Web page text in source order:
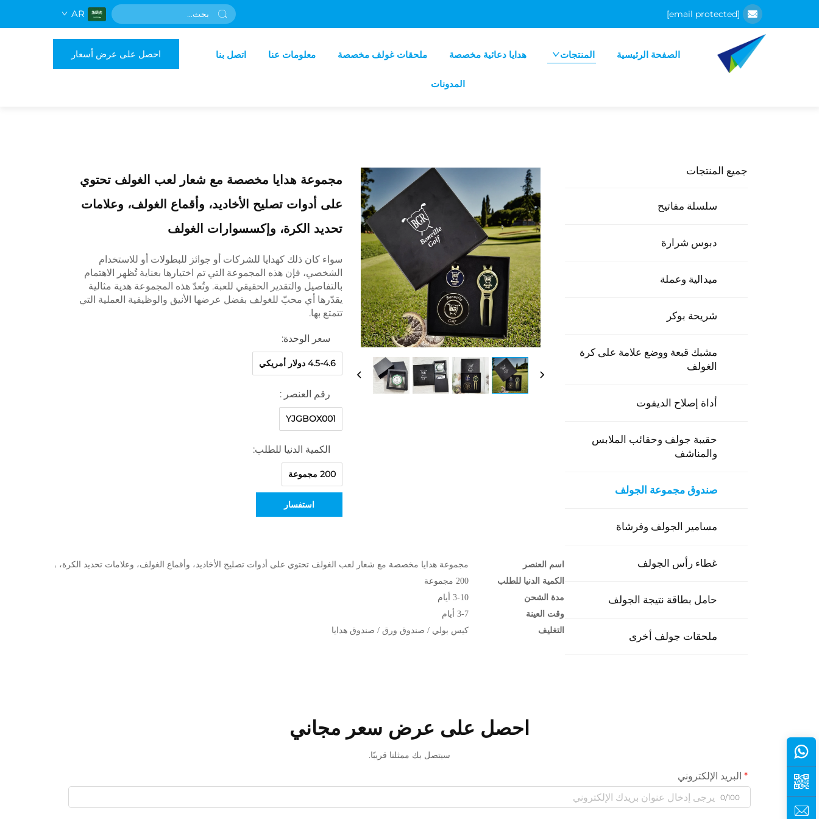
[email protected]
AR
الصفحة الرئيسية المنتجات هدايا دعائية مخصصة ملحقات غولف مخصصة معلومات عنا اتصل بنا
المدونات
احصل على عرض أسعار
جميع المنتجات
سلسلة مفاتيح
دبوس شرارة
ميدالية وعملة
شريحة بوكر
مشبك قبعة ووضع علامة على كرة
الغولف
أداة إصلاح الديفوت
حقيبة جولف وحقائب الملابس
والمناشف
صندوق مجموعة الجولف
مسامير الجولف وفرشاة
غطاء رأس الجولف
حامل بطاقة نتيجة الجولف
ملحقات جولف أخرى
مجموعة هدايا مخصصة مع شعار لعب الغولف تحتوي
على أدوات تصليح الأخاديد، وأقماع الغولف، وعلامات
تحديد الكرة، وإكسسوارات الغولف
سواء كان ذلك كهدايا للشركات أو جوائز للبطولات أو للاستخدام
الشخصي، فإن هذه المجموعة التي تم اختيارها بعناية تُظهر الاهتمام
بالتفاصيل والتقدير الحقيقي للعبة. وتُعدّ هذه المجموعة هدية مثالية
يقدّرها أي محبّ للغولف بفضل عرضها الأنيق والوظيفية العملية التي
تتمتع بها.
سعر الوحدة:
4.5-4.6 دولار أمريكي
رقم العنصر :
YJGBOX001
الكمية الدنيا للطلب:
200 مجموعة
استفسار
اسم العنصر
مجموعة هدايا مخصصة مع شعار لعب الغولف تحتوي على أدوات تصليح الأخاديد، وأقماع الغولف، وعلامات تحديد الكرة، وإكسسوارات
الكمية الدنيا للطلب
200 مجموعة
مدة الشحن
3-10 أيام
وقت العينة
3-7 أيام
التغليف
كيس بولي / صندوق ورق / صندوق هدايا
احصل على عرض سعر مجاني
سيتصل بك ممثلنا قريبًا.
البريد الإلكتروني
0/100